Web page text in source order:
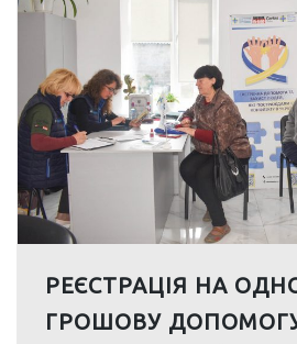
РЕЄСТРАЦІЯ НА
ГРОШОВУ